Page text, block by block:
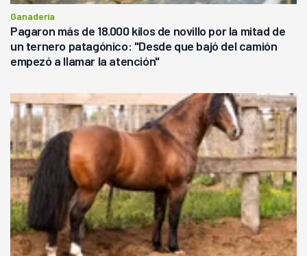
Ganadería
Pagaron más de 18.000 kilos de novillo por la mitad de
un ternero patagónico: "Desde que bajó del camión
empezó a llamar la atención"